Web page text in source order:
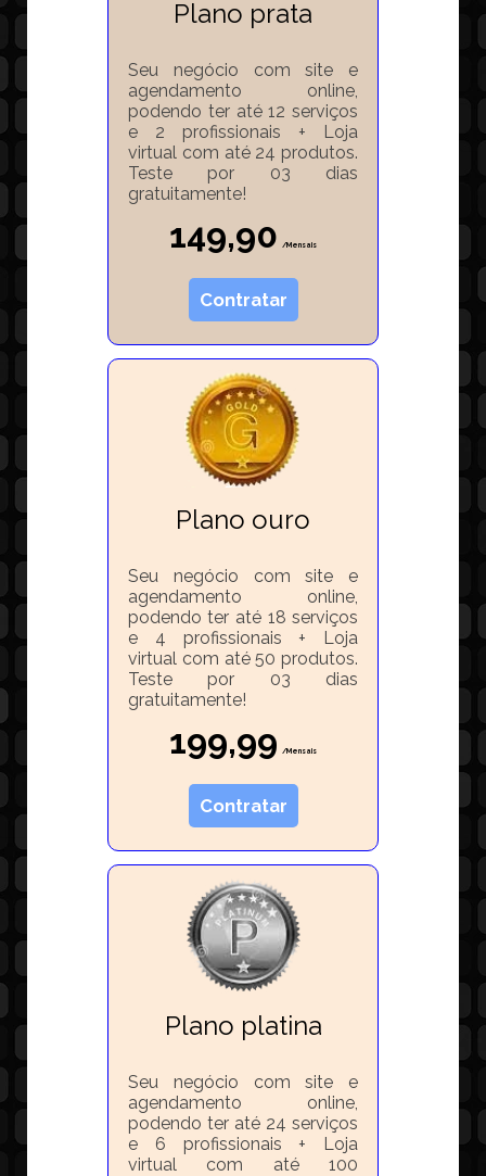
Plano prata
Seu negócio com site e
agendamento online,
podendo ter até 12 serviços
e 2 profissionais + Loja
virtual com até 24 produtos.
Teste por 03 dias
gratuitamente!
149,90 /Mensais
Contratar
Plano ouro
Seu negócio com site e
agendamento online,
podendo ter até 18 serviços
e 4 profissionais + Loja
virtual com até 50 produtos.
Teste por 03 dias
gratuitamente!
199,99 /Mensais
Contratar
Plano platina
Seu negócio com site e
agendamento online,
podendo ter até 24 serviços
e 6 profissionais + Loja
virtual com até 100